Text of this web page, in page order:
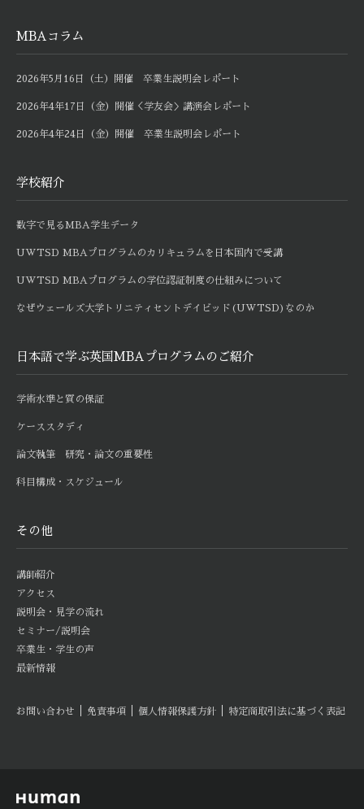
MBAコラム
2026年5月16日（土）開催 卒業生説明会レポート
2026年4年17日（金）開催＜学友会＞講演会レポート
2026年4年24日（金）開催 卒業生説明会レポート
学校紹介
数字で見るMBA学生データ
UWTSD MBAプログラムのカリキュラムを日本国内で受講
UWTSD MBAプログラムの学位認証制度の仕組みについて
なぜウェールズ大学トリニティセントデイビッド(UWTSD)なのか
日本語で学ぶ英国MBAプログラムのご紹介
学術水準と質の保証
ケーススタディ
論文執筆 研究・論文の重要性
科目構成・スケジュール
その他
講師紹介
アクセス
説明会・見学の流れ
セミナー/説明会
卒業生・学生の声
最新情報
お問い合わせ 免責事項 個人情報保護方針 特定商取引法に基づく表記